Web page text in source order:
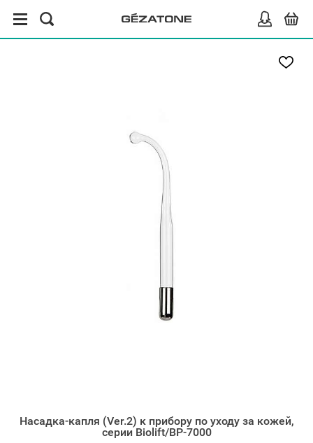
Насадка-капля (Ver.2) к прибору по уходу за кожей,
серии Biolift/BP-7000